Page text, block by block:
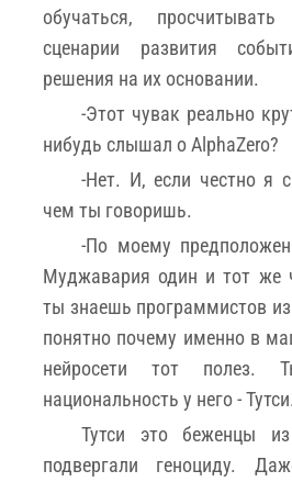
обучаться,
сценарии развития
решения на их основании.
-Этот чувак реально
нибудь слышал о AlphaZero?
-Нет. И, если честно я
чем ты говоришь.
-По моему
Муджавария один и тот же
ты знаешь программистов
понятно почему именно в
нейросети тот полез.
национальность у него - Тутси.
Тутси это беженцы
подвергали геноциду.